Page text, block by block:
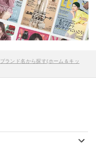
ブランド名から探す(ホーム＆キッ